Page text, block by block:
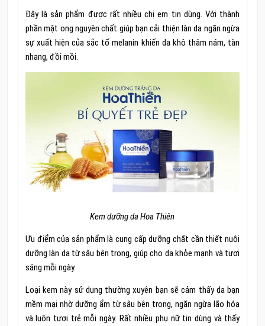
Đây là sản phẩm được rất nhiều chị em tin dùng. Với thành
phần mật ong nguyên chất giúp bạn cải thiện làn da ngăn ngừa
sự xuất hiện của sắc tố melanin khiến da khô thâm nám, tàn
nhang, đồi mồi.
Kem dưỡng da Hoa Thiên
Ưu điểm của sản phẩm là cung cấp dưỡng chất cần thiết nuôi
dưỡng làn da từ sâu bên trong, giúp cho da khỏe mạnh và tươi
sáng mỗi ngày.
Loại kem này sử dụng thường xuyên bạn sẽ cảm thấy da bạn
mềm mại nhờ dưỡng ẩm từ sâu bên trong, ngăn ngừa lão hóa
và luôn tươi trẻ mỗi ngày. Rất nhiều phụ nữ tin dùng và thấy